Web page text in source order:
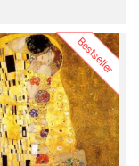
Bestseller